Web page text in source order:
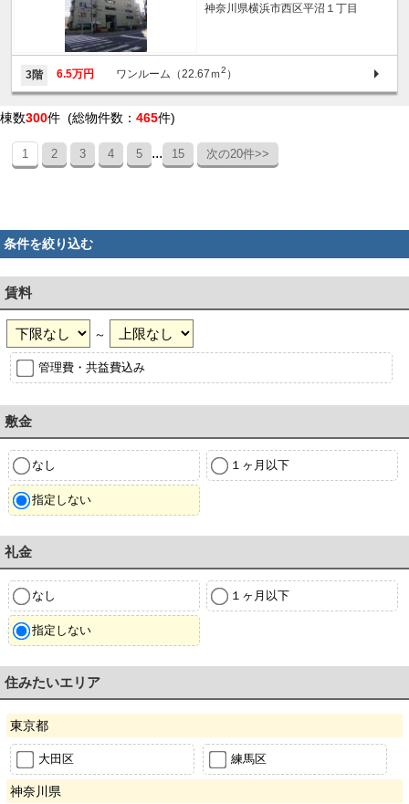
神奈川県横浜市西区平沼１丁目
3階 6.5万円 ワンルーム（22.67ｍ2 ）
棟数300件 (総物件数： 465件)
1 2 3 4 5 ... 15 次の20件>>
条件を絞り込む
賃料
～
管理費・共益費込み
敷金
なし １ヶ月以下
指定しない
礼金
なし １ヶ月以下
指定しない
住みたいエリア
東京都
大田区 練馬区
神奈川県